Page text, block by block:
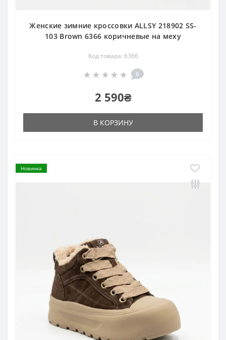
Женские зимние кроссовки ALLSY 218902 SS-
103 Brown 6366 коричневые на меху
Код товара: 6366
0
2 590₴
В КОРЗИНУ
Новинка